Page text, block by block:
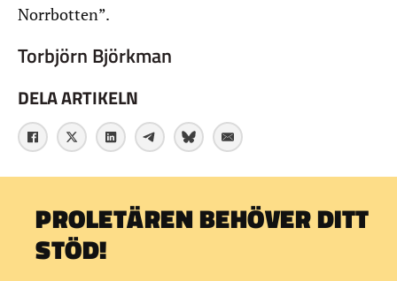
Norrbotten”.
Torbjörn Björkman
DELA ARTIKELN
PROLETÄREN BEHÖVER DITT
STÖD!